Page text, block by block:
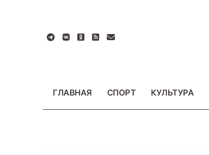
содержанию
ГЛАВНАЯ СПОРТ КУЛЬТУРА